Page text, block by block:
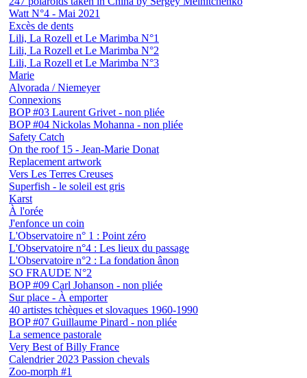
Watt N°4 - Mai 2021
Excès de dents
Lili, La Rozell et Le Marimba N°1
Lili, La Rozell et Le Marimba N°2
Lili, La Rozell et Le Marimba N°3
Marie
Alvorada / Niemeyer
Connexions
BOP #03 Laurent Grivet - non pliée
BOP #04 Nickolas Mohanna - non pliée
Safety Catch
On the roof 15 - Jean-Marie Donat
Replacement artwork
Vers Les Terres Creuses
Superfish - le soleil est gris
Karst
À l'orée
J'enfonce un coin
L'Observatoire n° 1 : Point zéro
L'Observatoire n°4 : Les lieux du passage
L'Observatoire n°2 : La fondation ânon
SO FRAUDE N°2
BOP #09 Carl Johanson - non pliée
Sur place - À emporter
40 artistes tchèques et slovaques 1960-1990
BOP #07 Guillaume Pinard - non pliée
La semence pastorale
Very Best of Billy France
Calendrier 2023 Passion chevals
Zoo-morph #1